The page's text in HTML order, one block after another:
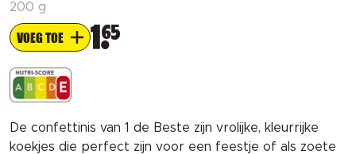
200 g
VOEG TOE 1 65
De confettinis van 1 de Beste zijn vrolijke, kleurrijke
koekjes die perfect zijn voor een feestje of als zoete